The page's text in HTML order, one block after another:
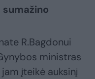
R.Bagdonui
ministras
įteikė auksinį